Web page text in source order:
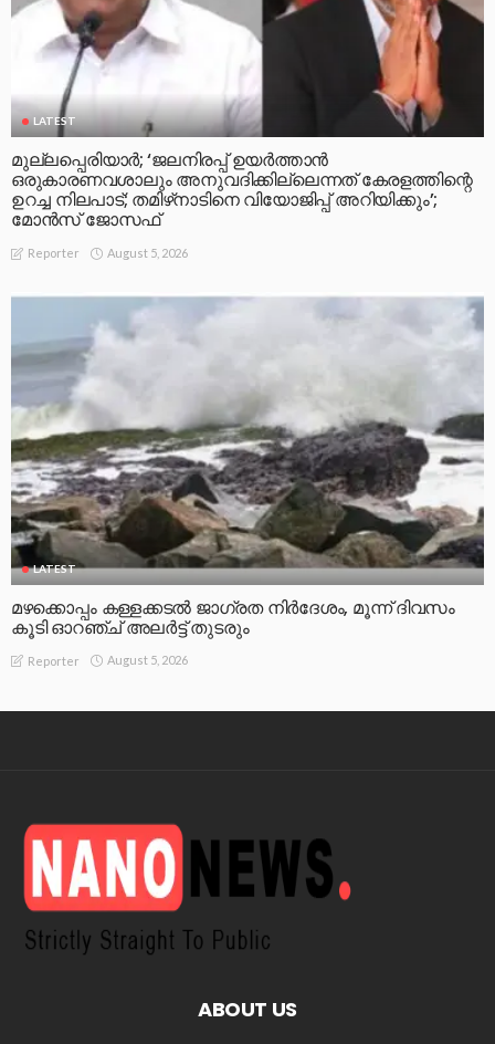
LATEST
മുല്ലപ്പെരിയാര്‍; ‘ജലനിരപ്പ് ഉയര്‍ത്താന്‍
ഒരുകാരണവശാലും അനുവദിക്കില്ലെന്നത് കേരളത്തിന്റെ
ഉറച്ച നിലപാട്; തമിഴ്‌നാടിനെ വിയോജിപ്പ് അറിയിക്കും’;
മോന്‍സ് ജോസഫ്
Reporter August 5, 2026
LATEST
മഴക്കൊപ്പം കള്ളക്കടൽ ജാഗ്രത നിർദേശം, മൂന്ന് ദിവസം
കൂടി ഓറഞ്ച് അലർട്ട് തുടരും
Reporter August 5, 2026
ABOUT US